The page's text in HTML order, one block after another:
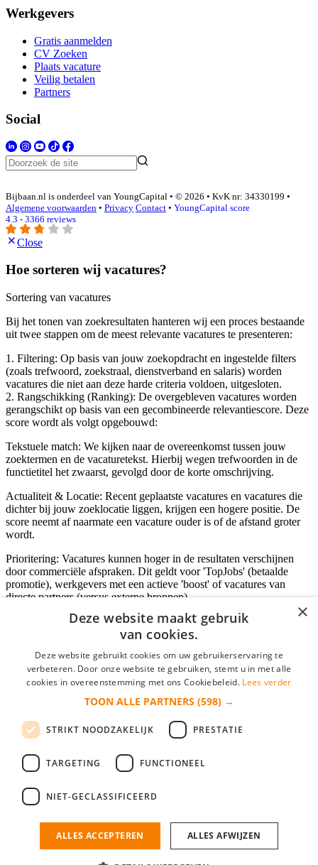
Werkgevers
Gratis aanmelden
CV Zoeken
Plaats vacature
Veilig betalen
Partners
Social
Bijbaan.nl is onderdeel van YoungCapital • © 2026 • KvK nr: 34330199 •
Algemene voorwaarden • Privacy Contact • YoungCapital score
4.3 - 3366 reviews
Close
Hoe sorteren wij vacatures?
Sortering van vacatures
Bij het tonen van zoekresultaten hanteren wij een proces bestaande
uit twee stappen om de meest relevante vacatures te presenteren:
1. Filtering: Op basis van jouw zoekopdracht en ingestelde filters
(zoals trefwoord, zoekstraal, dienstverband en salaris) worden
vacatures die niet aan deze harde criteria voldoen, uitgesloten.
2. Rangschikking (Ranking): De overgebleven vacatures worden
gerangschikt op basis van een gecombineerde relevantiescore. Deze
score wordt als volgt opgebouwd:
Tekstuele match: We kijken naar de overeenkomst tussen jouw
zoektermen en de vacaturetekst. Hierbij wegen trefwoorden in de
functietitel het zwaarst, gevolgd door de korte omschrijving.
Actualiteit & Locatie: Recent geplaatste vacatures en vacatures die
dichter bij jouw zoeklocatie liggen, krijgen een hogere positie. De
score neemt af naarmate een vacature ouder is of de afstand groter
wordt.
Prioritering: Vacatures kunnen hoger in de resultaten verschijnen
door commerciële afspraken. Dit geldt voor 'TopJobs' (betaalde
promotie), werkgevers met een actieve 'boost' of vacatures van
directe partners (versus externe bronnen).
Inloggen als bedrijf
*
login gegevens onthouden
login
Bedrijf aanmelden
nieuwe collega/werknemer zo gevonden!
×
Deze website maakt gebruik
van cookies.
Deze website gebruikt cookies om uw gebruikerservaring te
verbeteren. Door onze website te gebruiken, stemt u in met alle
cookies in overeenstemming met ons Cookiebeleid. Lees verder
TOON ALLE PARTNERS (598) →
STRIKT NOODZAKELIJK PRESTATIE
TARGETING FUNCTIONEEL
NIET-GECLASSIFICEERD
ALLES ACCEPTEREN ALLES AFWIJZEN